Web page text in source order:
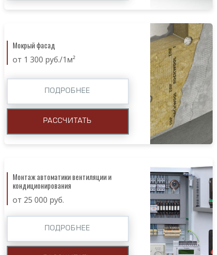
Мокрый фасад
от 1 300 руб./1м²
ПОДРОБНЕЕ
РАССЧИТАТЬ
Монтаж автоматики вентиляции и
кондиционирования
от 25 000 руб.
ПОДРОБНЕЕ